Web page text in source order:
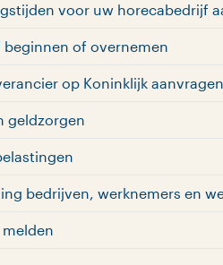
voor uw horecabedrijf
beginnen of overnemen
op Koninklijk aanvragen
geldzorgen
bedrijven, werknemers en